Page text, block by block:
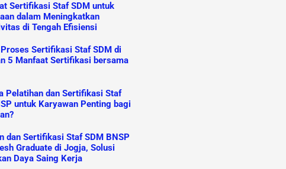
Sertifikasi Staf SDM untuk
dalam Meningkatkan
di Tengah Efisiensi
Sertifikasi Staf SDM di
5 Manfaat Sertifikasi bersama
Pelatihan dan Sertifikasi Staf
untuk Karyawan Penting bagi
dan Sertifikasi Staf SDM BNSP
Graduate di Jogja, Solusi
Daya Saing Kerja